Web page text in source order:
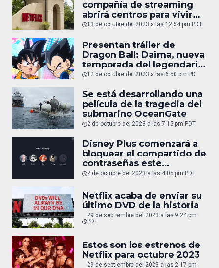
compañía de streaming
abrirá centros para vivir
experiencias únicas
13 de octubre del 2023 a las 12:54 pm PDT
Presentan tráiler de
Dragon Ball: Daima, nueva
temporada del legendario
anime
12 de octubre del 2023 a las 6:50 pm PDT
Se está desarrollando una
película de la tragedia del
submarino OceanGate
2 de octubre del 2023 a las 7:15 pm PDT
Disney Plus comenzará a
bloquear el compartido de
contraseñas este
noviembre
2 de octubre del 2023 a las 4:05 pm PDT
Netflix acaba de enviar su
último DVD de la historia
29 de septiembre del 2023 a las 9:24 pm
PDT
Estos son los estrenos de
Netflix para octubre 2023
29 de septiembre del 2023 a las 2:17 pm